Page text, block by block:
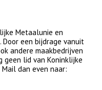
Metaalunie en
een bijdrage vanuit
andere maakbedrijven
geen lid van Koninklijke
dan even naar: